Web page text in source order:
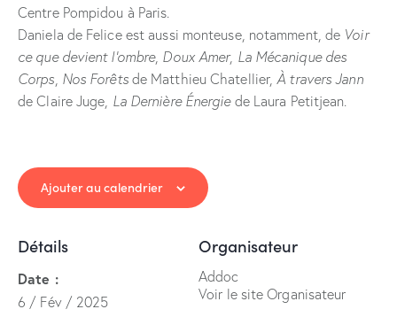
Centre Pompidou à Paris.
Daniela de Felice est aussi monteuse, notamment, de Voir
ce que devient l’ombre, Doux Amer, La Mécanique des
Corps Nos Forêtsde Matthieu Chatellier, À travers Jann
de Claire Juge, La Dernière Énergiede Laura Petitjean.
Ajouter au calendrier
Détails
Date :
6 / Fév / 2025
Organisateur
Addoc
Voir le site Organisateur